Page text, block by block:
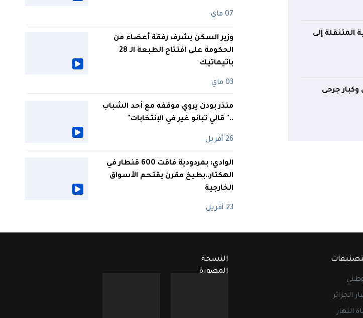
المتنقلة إلى
جرحى
07 ماي
وزير السكن يشرف رفقة أعضاء من
الحكومة على افتتاح الطبعة الـ 28
باتيماتيك
03 ماي
منذر بودن يروي موقفه مع أحد الشباب
.." قالي تبانو غير في الإنتخابات"
26 أفريل
الوادي: بمردودية فاقت 600 قنطار في
الهكتار..بطيخ مقرن يقتحم الأسواق
الخارجية
23 أفريل
الجزائر
النهار
النسخة
المصورة